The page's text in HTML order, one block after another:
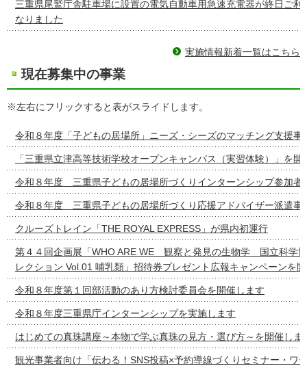
三重県尾鷲庁舎駐車場に設置の電気自動車用急速充電器が終日ご利
なりました
実施情報新着一覧はこちら
現在募集中の事業
※左右にフリックすると表がスライドします。
令和８年度「子どもの居場所」ニーズ・シーズのマッチング支援事
「三重県立津高等技術学校オープンキャンパス（実習体験）」を開
令和８年度 三重県子どもの居場所づくりインターンシップ参加者
令和８年度 三重県子どもの居場所づくり応援アドバイザー派遣事
クルーズトレイン「THE ROYAL EXPRESS」が県内初運行
第４４回企画展「WHO ARE WE 観察と発見の生物学 国立科学
レクション Vol.01 哺乳類」招待券プレゼント広報キャンペーンを
令和８年度第１回部活動のあり方検討委員会を開催します
令和８年度三重県庁インターンシップを実施します
はじめての真珠講座～本物で学ぶ真珠の見方・選び方～を開催しま
観光事業者向け「伝わる！SNS投稿×予約導線づくりセミナー・ワ